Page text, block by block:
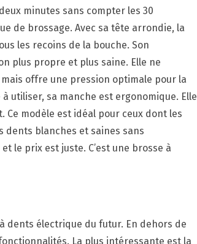
minutes sans compter les 30
de brossage. Avec sa tête arrondie, la
les recoins de la bouche. Son
plus propre et plus saine. Elle ne
offre une pression optimale pour la
utiliser, sa manche est ergonomique. Elle
modèle est idéal pour ceux dont les
dents blanches et saines sans
le prix est juste. C’est une brosse à
dents électrique du futur. En dehors de
La plus intéressante est la